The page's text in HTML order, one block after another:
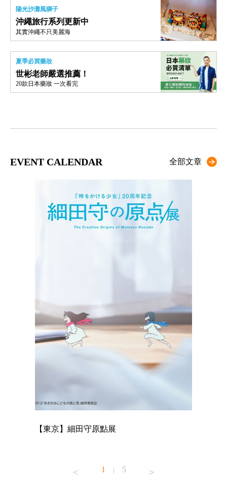
陽光沙灘風獅子
沖繩旅行系列更新中
其實沖繩不只美麗海
夏季必買藥妝
世彬老師嚴選推薦！
20款日本藥妝 一次看完
EVENT CALENDAR 全部文章
【東京】細田守原點展
1 | 5